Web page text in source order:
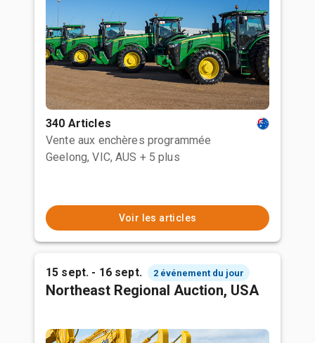
340 Articles
Vente aux enchères programmée
Geelong, VIC, AUS + 5 plus
Voir les articles
15 sept. - 16 sept. 2 événement du jour
Northeast Regional Auction, USA